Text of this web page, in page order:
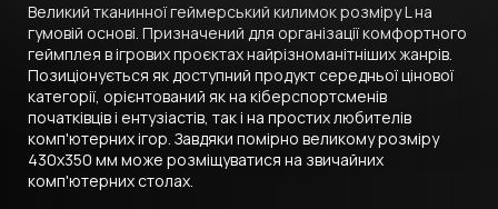
Великий тканинної геймерський килимок розміру L на
гумовій основі. Призначений для організації комфортного
геймплея в ігрових проєктах найрізноманітніших жанрів.
Позиціонується як доступний продукт середньої цінової
категорії, орієнтований як на кіберспортсменів
початківців і ентузіастів, так і на простих любителів
комп'ютерних ігор. Завдяки помірно великому розміру
430х350 мм може розміщуватися на звичайних
комп'ютерних столах.